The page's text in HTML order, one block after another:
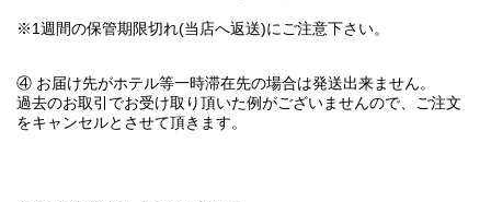
※1週間の保管期限切れ(当店へ返送)にご注意下さい。
④ お届け先がホテル等一時滞在先の場合は発送出来ません。
過去のお取引でお受け取り頂いた例がございませんので、ご注文
をキャンセルとさせて頂きます。